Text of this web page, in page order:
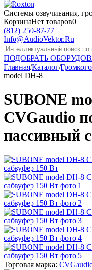
Системы озвучивания,
КорзинаНет товаров0
(812) 250-87-77
Info@AudioVektor.Ru
ПОДОБРАТЬ
Главная/Каталог/
model DH-8
SUBONE
CVGaudio
пассивный
Торговая марка: